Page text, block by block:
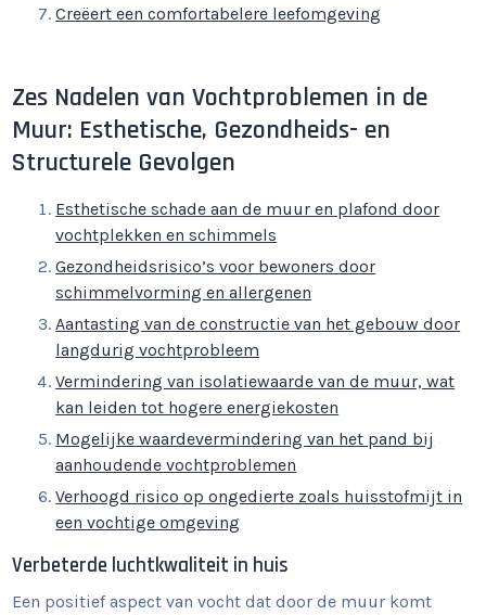
Creëert een comfortabelere leefomgeving
Zes Nadelen van Vochtproblemen in de
Muur: Esthetische, Gezondheids- en
Structurele Gevolgen
Esthetische schade aan de muur en plafond door
vochtplekken en schimmels
Gezondheidsrisico’s voor bewoners door
schimmelvorming en allergenen
Aantasting van de constructie van het gebouw door
langdurig vochtprobleem
Vermindering van isolatiewaarde van de muur, wat
kan leiden tot hogere energiekosten
Mogelijke waardevermindering van het pand bij
aanhoudende vochtproblemen
Verhoogd risico op ongedierte zoals huisstofmijt in
een vochtige omgeving
Verbeterde luchtkwaliteit in huis
Een positief aspect van vocht dat door de muur komt